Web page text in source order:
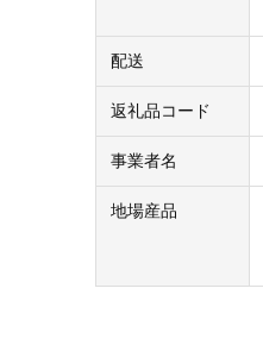
配送
返礼品コード
事業者名
地場産品